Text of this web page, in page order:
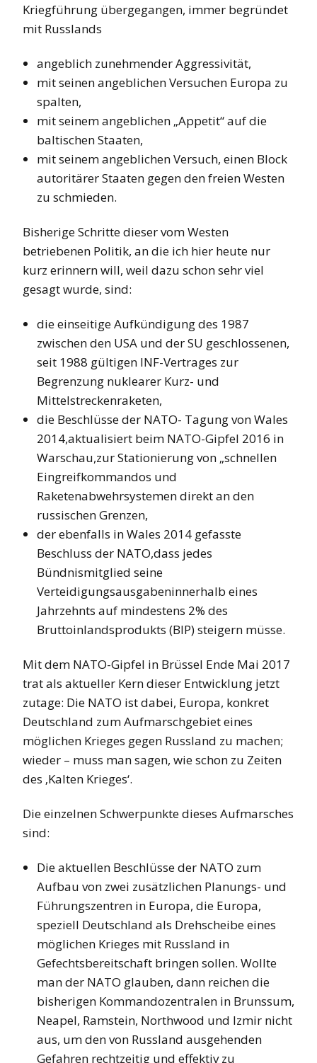
Kriegführung übergegangen, immer begründet
mit Russlands
angeblich zunehmender Aggressivität,
mit seinen angeblichen Versuchen Europa zu
spalten,
mit seinem angeblichen „Appetit“ auf die
baltischen Staaten,
mit seinem angeblichen Versuch, einen Block
autoritärer Staaten gegen den freien Westen
zu schmieden.
Bisherige Schritte dieser vom Westen
betriebenen Politik, an die ich hier heute nur
kurz erinnern will, weil dazu schon sehr viel
gesagt wurde, sind:
die einseitige Aufkündigung des 1987
zwischen den USA und der SU geschlossenen,
seit 1988 gültigen INF-Vertrages zur
Begrenzung nuklearer Kurz- und
Mittelstreckenraketen,
die Beschlüsse der NATO- Tagung von Wales
2014,aktualisiert beim NATO-Gipfel 2016 in
Warschau,zur Stationierung von „schnellen
Eingreifkommandos und
Raketenabwehrsystemen direkt an den
russischen Grenzen,
der ebenfalls in Wales 2014 gefasste
Beschluss der NATO,dass jedes
Bündnismitglied seine
Verteidigungsausgabeninnerhalb eines
Jahrzehnts auf mindestens 2% des
Bruttoinlandsprodukts (BIP) steigern müsse.
Mit dem NATO-Gipfel in Brüssel Ende Mai 2017
trat als aktueller Kern dieser Entwicklung jetzt
zutage: Die NATO ist dabei, Europa, konkret
Deutschland zum Aufmarschgebiet eines
möglichen Krieges gegen Russland zu machen;
wieder – muss man sagen, wie schon zu Zeiten
des ‚Kalten Krieges‘.
Die einzelnen Schwerpunkte dieses Aufmarsches
sind:
Die aktuellen Beschlüsse der NATO zum
Aufbau von zwei zusätzlichen Planungs- und
Führungszentren in Europa, die Europa,
speziell Deutschland als Drehscheibe eines
möglichen Krieges mit Russland in
Gefechtsbereitschaft bringen sollen. Wollte
man der NATO glauben, dann reichen die
bisherigen Kommandozentralen in Brunssum,
Neapel, Ramstein, Northwood und Izmir nicht
aus, um den von Russland ausgehenden
Gefahren rechtzeitig und effektiv zu